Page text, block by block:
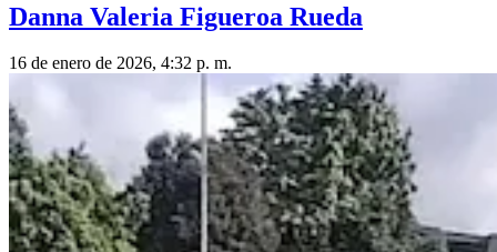
Danna Valeria Figueroa Rueda
16 de enero de 2026, 4:32 p. m.